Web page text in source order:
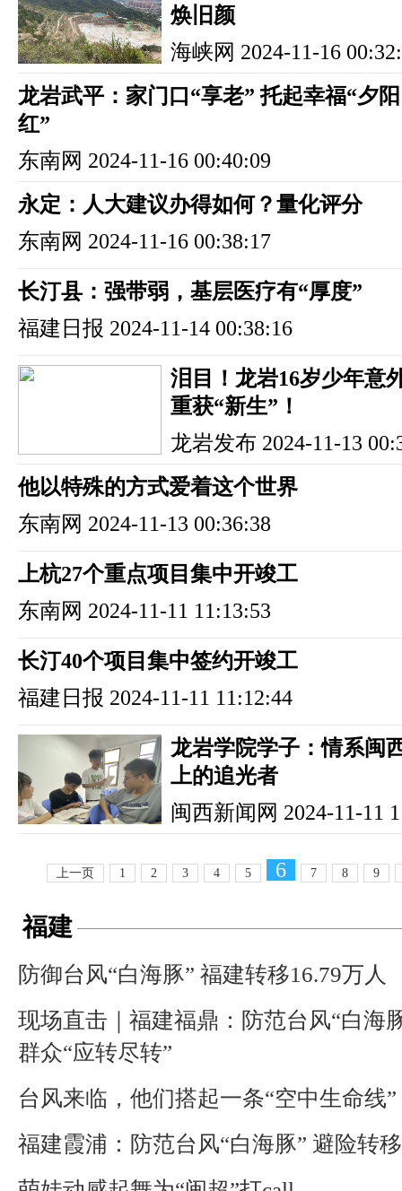
焕旧颜
海峡网 2024-11-16
龙岩武平：家门口“享老” 托起幸福“夕阳
红”
东南网 2024-11-16 00:40:09
永定：人大建议办得如何？量化评分
东南网 2024-11-16 00:38:17
长汀县：强带弱，基层医疗有“厚度”
福建日报 2024-11-14 00:38:16
泪目！龙岩16岁少年意
重获“新生”！
龙岩发布 2024-11-13
他以特殊的方式爱着这个世界
东南网 2024-11-13 00:36:38
上杭27个重点项目集中开竣工
东南网 2024-11-11 11:13:53
长汀40个项目集中签约开竣工
福建日报 2024-11-11 11:12:44
龙岩学院学子：情系闽
上的追光者
闽西新闻网 2024-11-11
上一页 1 2 3 4 5 6 7 8 9
福建
防御台风“白海豚” 福建转移16.79万人
现场直击｜福建福鼎：防范台风“白海
群众“应转尽转”
台风来临，他们搭起一条“空中生命线”
福建霞浦：防范台风“白海豚” 避险转